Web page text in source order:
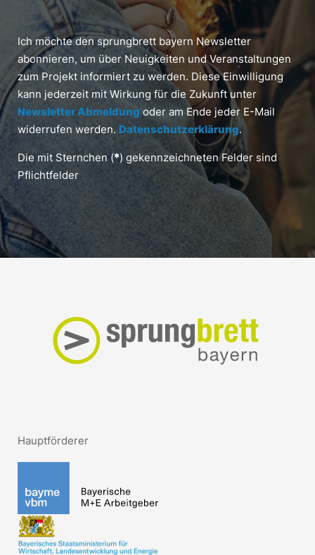
Ich möchte den sprungbrett bayern Newsletter
abonnieren, um über Neuigkeiten und Veranstaltungen
zum Projekt informiert zu werden. Diese Einwilligung
kann jederzeit mit Wirkung für die Zukunft unter
Newsletter Abmeldung oder am Ende jeder E-Mail
widerrufen werden. Datenschutzerklärung.
Die mit Sternchen (*) gekennzeichneten Felder sind
Pflichtfelder
Hauptförderer